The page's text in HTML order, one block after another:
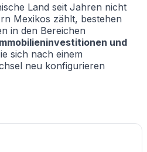
Land seit Jahren nicht
Mexikos zählt, bestehen
in den Bereichen
und
sich nach einem
neu konfigurieren